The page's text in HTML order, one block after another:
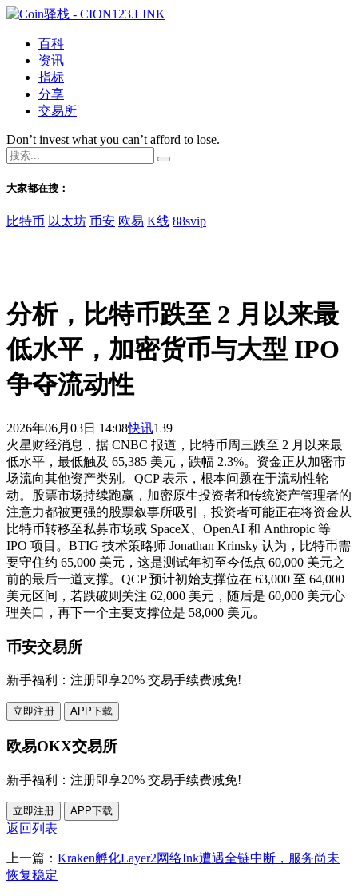
百科
资讯
指标
分享
交易所
Don’t invest what you can’t afford to lose.
大家都在搜：
比特币 以太坊 币安 欧易 K线 88svip
分析，比特币跌至 2 月以来最
低水平，加密货币与大型 IPO
争夺流动性
2026年06月03日 14:08快讯139
火星财经消息，据 CNBC 报道，比特币周三跌至 2 月以来最
低水平，最低触及 65,385 美元，跌幅 2.3%。资金正从加密市
场流向其他资产类别。QCP 表示，根本问题在于流动性轮
动。股票市场持续跑赢，加密原生投资者和传统资产管理者的
注意力都被更强的股票叙事所吸引，投资者可能正在将资金从
比特币转移至私募市场或 SpaceX、OpenAI 和 Anthropic 等
IPO 项目。BTIG 技术策略师 Jonathan Krinsky 认为，比特币需
要守住约 65,000 美元，这是测试年初至今低点 60,000 美元之
前的最后一道支撑。QCP 预计初始支撑位在 63,000 至 64,000
美元区间，若跌破则关注 62,000 美元，随后是 60,000 美元心
理关口，再下一个主要支撑位是 58,000 美元。
币安交易所
新手福利： 注册即享20% 交易手续费减免!
立即注册 APP下载
欧易OKX交易所
新手福利： 注册即享20% 交易手续费减免!
立即注册 APP下载
返回列表
上一篇： Kraken孵化Layer2网络Ink遭遇全链中断，服务尚未
恢复稳定